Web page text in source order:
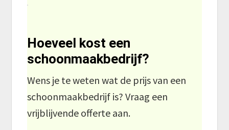
Hoeveel kost een
schoonmaakbedrijf?
Wens je te weten wat de prijs van een
schoonmaakbedrijf is? Vraag een
vrijblijvende offerte aan.